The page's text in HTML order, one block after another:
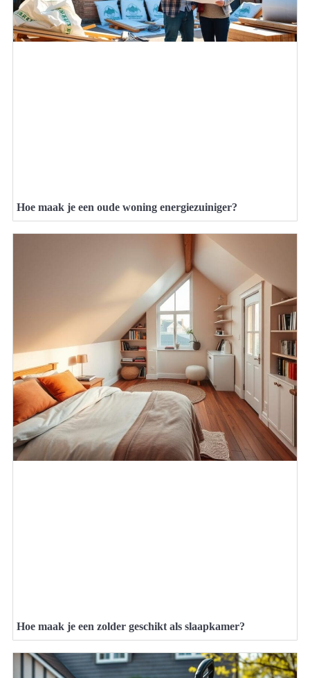
Hoe maak je een oude woning energiezuiniger?
Hoe maak je een zolder geschikt als slaapkamer?